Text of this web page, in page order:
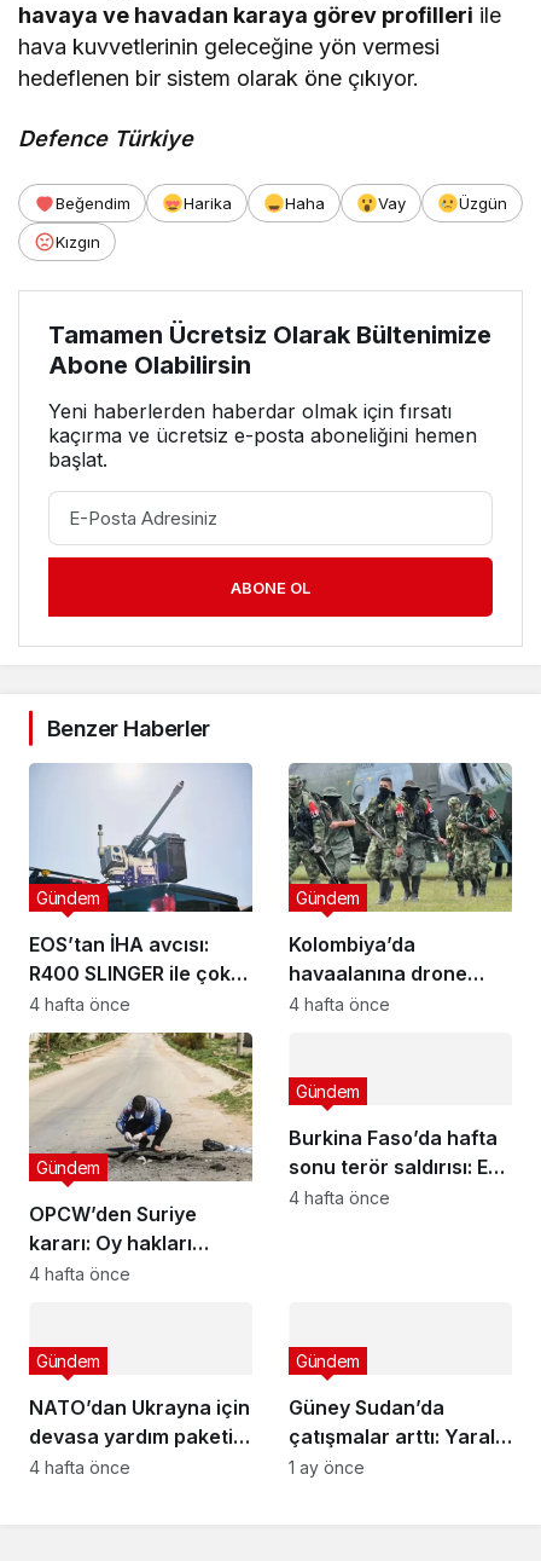
havaya ve havadan karaya görev profilleri ile
hava kuvvetlerinin geleceğine yön vermesi
hedeflenen bir sistem olarak öne çıkıyor.
Defence Türkiye
Beğendim Harika Haha Vay
Üzgün
Kızgın
Tamamen Ücretsiz Olarak Bültenimize
Abone Olabilirsin
Yeni haberlerden haberdar olmak için fırsatı
kaçırma ve ücretsiz e-posta aboneliğini hemen
başlat.
ABONE OL
Benzer Haberler
EOS’tan İHA avcısı:
R400 SLINGER ile çok
katmanlı savunma
Gündem
4 hafta önce
Kolombiya’da
havaalanına drone
saldırısı: 3 yaralı
Gündem
4 hafta önce
OPCW’den Suriye
kararı: Oy hakları
resmen iade edildi
Gündem
4 hafta önce
Burkina Faso’da hafta
sonu terör saldırısı: En
az 22 ölü
Gündem
4 hafta önce
NATO’dan Ukrayna için
devasa yardım paketi
kararı
Gündem
4 hafta önce
Güney Sudan’da
çatışmalar arttı: Yaralı
tahliyesi arttı
Gündem
1 ay önce